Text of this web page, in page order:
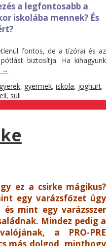
a legfontosabb a
iskolába mennek? És
fontos, de a tízórai és az
biztosítja. Ha kihagyunk
→
gyerek, gyermek, iskola, joghurt,
, suli
ez a csirke mágikus?
egy varázsfőzet úgy
mint egy varázsszer
Mindez pedig a
a PRO-PRE
más dolgod, minthogy